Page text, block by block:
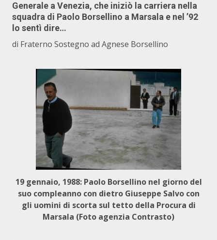
Generale a Venezia, che iniziò la carriera nella
squadra di Paolo Borsellino a Marsala e nel ’92
lo sentì dire…
di Fraterno Sostegno ad Agnese Borsellino
19 gennaio, 1988: Paolo Borsellino nel giorno del
suo compleanno con dietro Giuseppe Salvo con
gli uomini di scorta sul tetto della Procura di
Marsala (Foto agenzia Contrasto)